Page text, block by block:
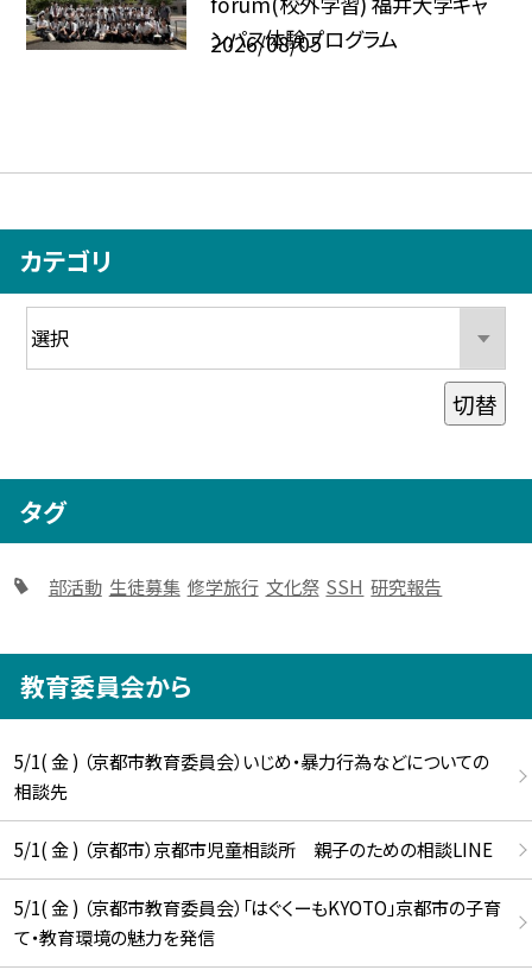
ンパス体験プログラム
2026/08/05
カテゴリ
切替
タグ
部活動 生徒募集 修学旅行 文化祭 SSH 研究報告
教育委員会から
5/1( 金 ) （京都市教育委員会）いじめ・暴力行為などについての
相談先
5/1( 金 ) （京都市）京都市児童相談所 親子のための相談LINE
5/1( 金 ) （京都市教育委員会）「はぐくーもKYOTO」京都市の子育
て・教育環境の魅力を発信